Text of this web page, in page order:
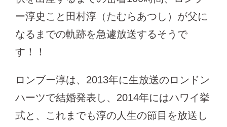
ー淳史こと田村淳（たむらあつし）が父に
なるまでの軌跡を急遽放送するそうで
す！！
ロンブー淳は、2013年に生放送のロンドン
ハーツで結婚発表し、2014年にはハワイ挙
式と、これまでも淳の人生の節目を放送し